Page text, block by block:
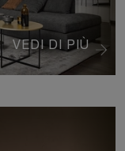
VEDI DI PIÙ